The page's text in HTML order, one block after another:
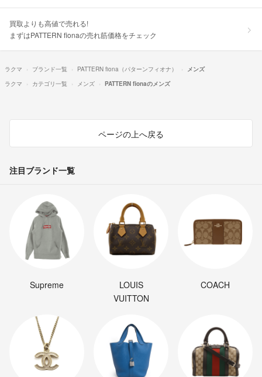
買取よりも高値で売れる!
まずはPATTERN fionaの売れ筋価格をチェック
ラクマ ブランド一覧 PATTERN fiona（パターンフィオナ）
メンズ
ラクマ
カテゴリ一覧 メンズ PATTERN fionaのメンズ
ページの上へ戻る
注目ブランド一覧
Supreme
LOUIS
VUITTON
COACH